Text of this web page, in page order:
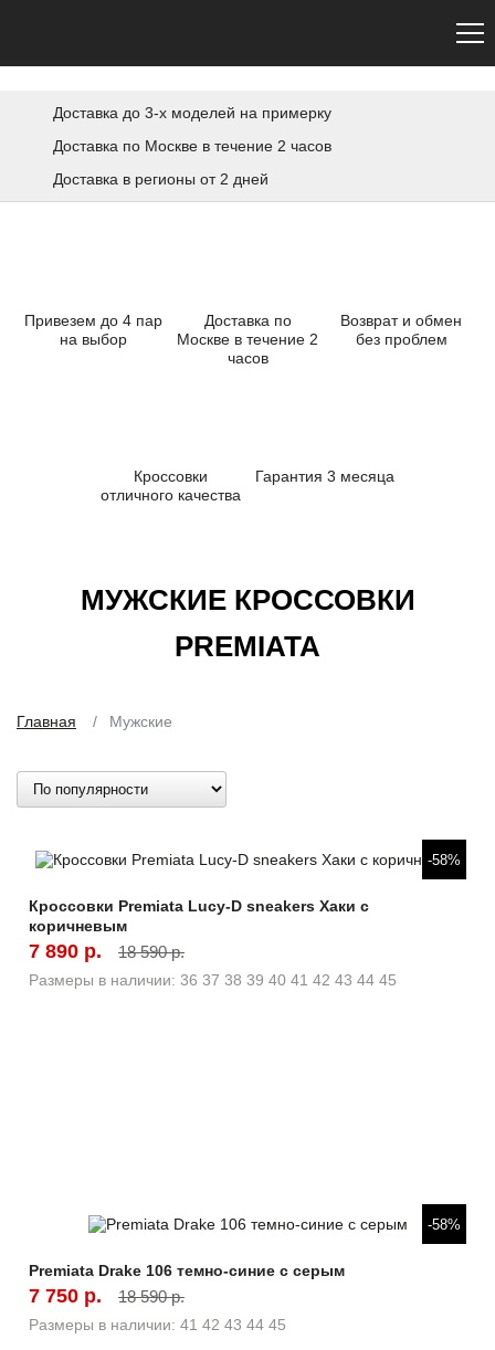
Доставка до 3-х моделей на примерку
Доставка по Москве в течение 2 часов
Доставка в регионы от 2 дней
Привезем до 4 пар
на выбор
Доставка по
Москве в течение 2
часов
Возврат и обмен
без проблем
Кроссовки
отличного качества
Гарантия 3 месяца
МУЖСКИЕ КРОССОВКИ
PREMIATA
Главная / Мужские
Быстрый просмотр -58%
Кроссовки Premiata Lucy-D sneakers Хаки с
коричневым
7 890 р. 18 590 р.
Размеры в наличии: 36 37 38 39 40 41 42 43 44 45
Быстрый просмотр -58%
Premiata Drake 106 темно-синие с серым
7 750 р. 18 590 р.
Размеры в наличии: 41 42 43 44 45